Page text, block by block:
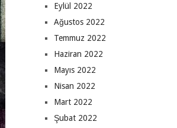
Eylül 2022
Ağustos 2022
Temmuz 2022
Haziran 2022
Mayıs 2022
Nisan 2022
Mart 2022
Şubat 2022